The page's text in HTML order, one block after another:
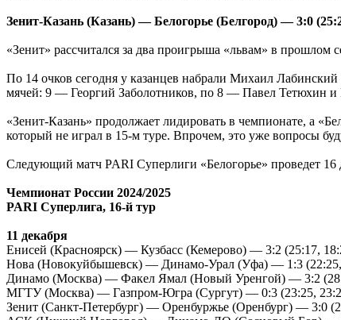
Зенит-Казань (Казань) — Белогорье (Белгород) — 3:0
«Зенит» рассчитался за два проигрыша «львам» в прошлом
По 14 очков сегодня у казанцев набрали Михаил
мячей: 9 — Георгий Заболотников, по 8 — Павел Тетюхин
«Зенит-Казань» продолжает лидировать в чемпионате, а
который не играл в 15-м туре. Впрочем, это уже вопросы
Следующий матч PARI Суперлиги «Белогорье» проведет
Чемпионат России 2024/2025
PARI Суперлига, 16-й тур
11 декабря
Енисей (Красноярск) — Кузбасс (Кемерово) — 3:2 (25:17,
Нова (Новокуйбышевск) — Динамо-Урал (Уфа) — 1:3 (22:25,
Динамо (Москва) — Факел Ямал (Новый Уренгой) — 3:2
МГТУ (Москва) — Газпром-Югра (Сургут) — 0:3 (23:25,
Зенит (Санкт-Петербург) — Оренбуржье (Оренбург) — 3:0